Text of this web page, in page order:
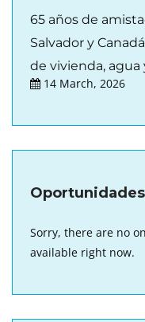
65 años de
Salvador y
de vivienda, agua
14 March, 2026
Sorry, there are no
available right now.